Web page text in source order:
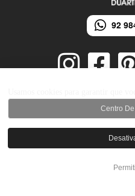
92
© 2026 Instituto Durango
Desenvolvido por
Centro